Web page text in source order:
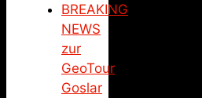
BREAKING
NEWS
zur
GeoTour
Goslar